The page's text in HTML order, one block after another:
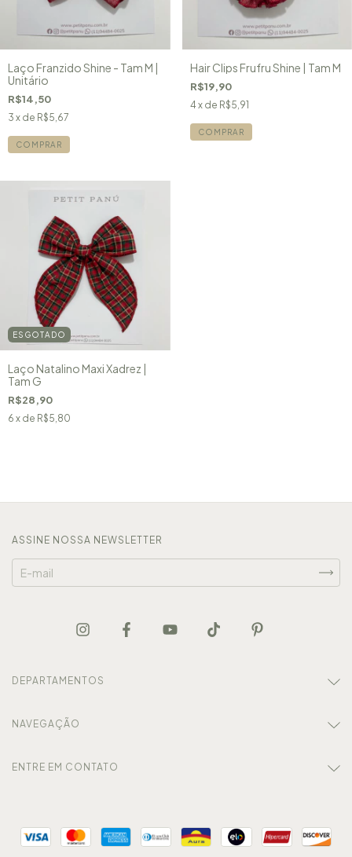
Laço Franzido Shine - Tam M |
Unitário
R$14,50
3 x de R$5,67
COMPRAR
Hair Clips Frufru Shine | Tam M
R$19,90
4 x de R$5,91
COMPRAR
ESGOTADO
Laço Natalino Maxi Xadrez |
Tam G
R$28,90
6 x de R$5,80
ASSINE NOSSA NEWSLETTER
DEPARTAMENTOS
NAVEGAÇÃO
ENTRE EM CONTATO